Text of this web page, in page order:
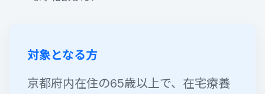
対象となる方
京都府内在住の65歳以上で、 在宅療養